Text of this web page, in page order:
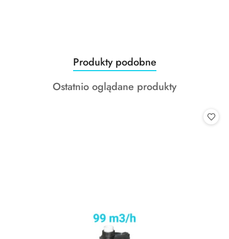
Pomiń karuzelę produktów
Produkty
o
statusie:
Produkty podobne
Produkty
Ostatnio oglądane produkty